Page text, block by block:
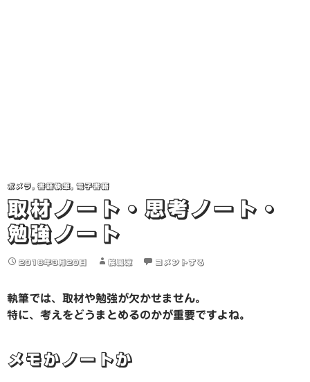
ポメラ, 書籍執筆, 電子書籍
取材ノート・思考ノート・
勉強ノート
2018年3月20日 桜風涼 コメントする
執筆では、取材や勉強が欠かせません。
特に、考えをどうまとめるのかが重要ですよね。
メモかノートか